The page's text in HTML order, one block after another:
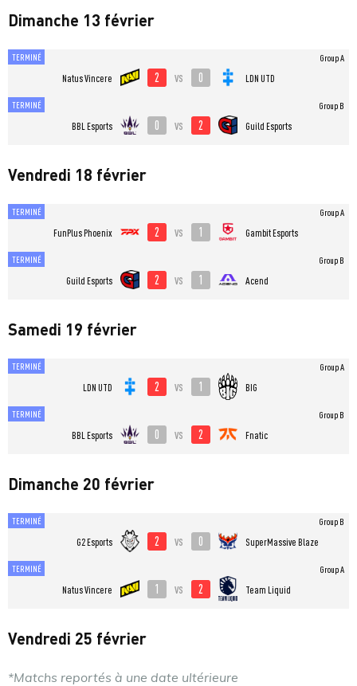
Dimanche 13 février
TERMINÉ
Natus Vincere 2 vs 0 LDN UTD
Group A
TERMINÉ
BBL Esports 0 vs 2 Guild Esports
Group B
Vendredi 18 février
TERMINÉ
FunPlus Phoenix 2 vs 1 Gambit Esports
Group A
TERMINÉ
Guild Esports 2 vs 1 Acend
Group B
Samedi 19 février
TERMINÉ
LDN UTD 2 vs 1 BIG
Group A
TERMINÉ
BBL Esports 0 vs 2 Fnatic
Group B
Dimanche 20 février
TERMINÉ
G2 Esports 2 vs 0 SuperMassive Blaze
Group B
TERMINÉ
Natus Vincere 1 vs 2 Team Liquid
Group A
Vendredi 25 février
*Matchs reportés à une date ultérieure